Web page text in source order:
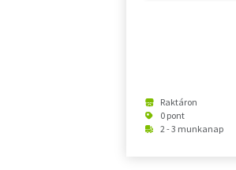
Raktáron
0 pont
2 - 3 munkanap